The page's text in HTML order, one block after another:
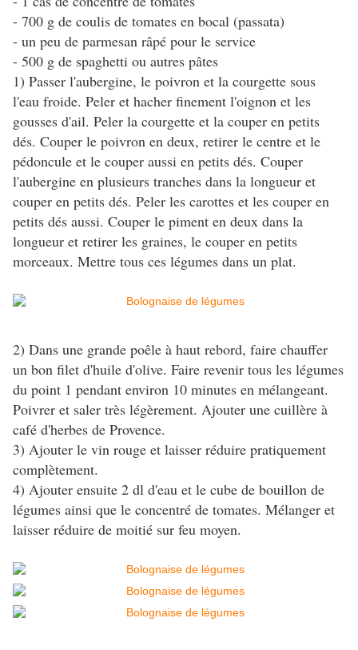
- 700 g de coulis de tomates en bocal (passata)
- un peu de parmesan râpé pour le service
- 500 g de spaghetti ou autres pâtes
1) Passer l'aubergine, le poivron et la courgette sous
l'eau froide. Peler et hacher finement l'oignon et les
gousses d'ail. Peler la courgette et la couper en petits
dés. Couper le poivron en deux, retirer le centre et le
pédoncule et le couper aussi en petits dés. Couper
l'aubergine en plusieurs tranches dans la longueur et
couper en petits dés. Peler les carottes et les couper en
petits dés aussi. Couper le piment en deux dans la
longueur et retirer les graines, le couper en petits
morceaux. Mettre tous ces légumes dans un plat.
2) Dans une grande poêle à haut rebord, faire chauffer
un bon filet d'huile d'olive. Faire revenir tous les légumes
du point 1 pendant environ 10 minutes en mélangeant.
Poivrer et saler très légèrement. Ajouter une cuillère à
café d'herbes de Provence.
3) Ajouter le vin rouge et laisser réduire pratiquement
complètement.
4) Ajouter ensuite 2 dl d'eau et le cube de bouillon de
légumes ainsi que le concentré de tomates. Mélanger et
laisser réduire de moitié sur feu moyen.